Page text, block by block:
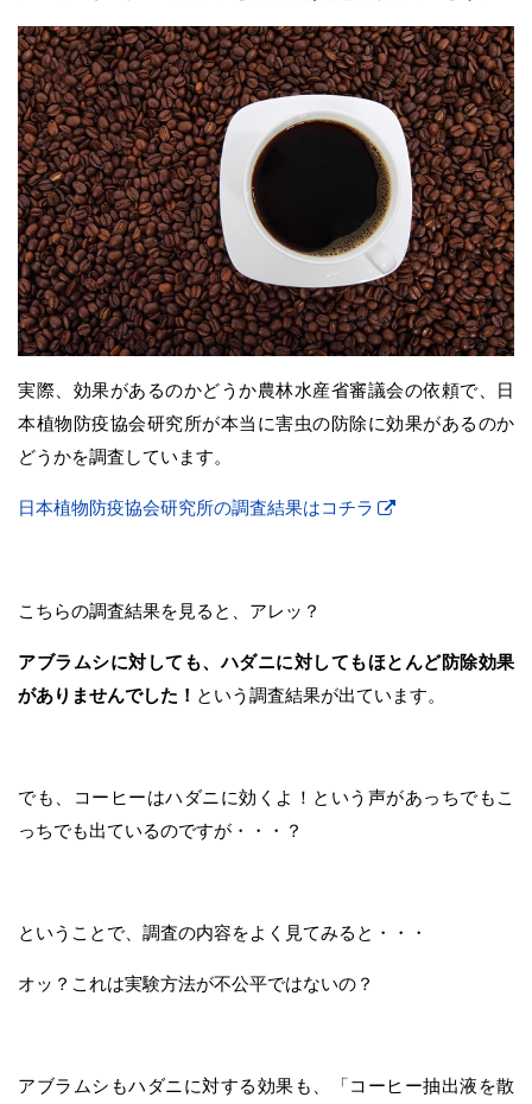
実際、効果があるのかどうか農林水産省審議会の依頼で、日
本植物防疫協会研究所が本当に害虫の防除に効果があるのか
どうかを調査しています。
日本植物防疫協会研究所の調査結果はコチラ
こちらの調査結果を見ると、アレッ？
アブラムシに対しても、ハダニに対してもほとんど防除効果
がありませんでした！ という調査結果が出ています。
でも、コーヒーはハダニに効くよ！という声があっちでもこ
っちでも出ているのですが・・・？
ということで、調査の内容をよく見てみると・・・
オッ？これは実験方法が不公平ではないの？
アブラムシもハダニに対する効果も、「コーヒー抽出液を散